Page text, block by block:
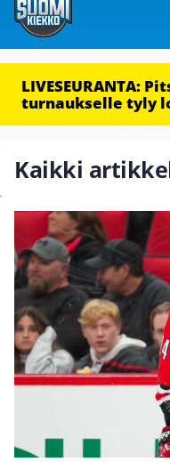
LIVESEURANTA:
turnaukselle tyly
Kaikki